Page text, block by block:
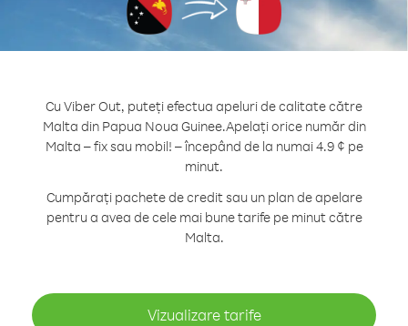
Cu Viber Out, puteți efectua apeluri de calitate către
Malta din Papua Noua Guinee.Apelați orice număr din
Malta – fix sau mobil! – începând de la numai 4.9 ¢ pe
minut.
Cumpărați pachete de credit sau un plan de apelare
pentru a avea de cele mai bune tarife pe minut către
Malta.
Vizualizare tarife